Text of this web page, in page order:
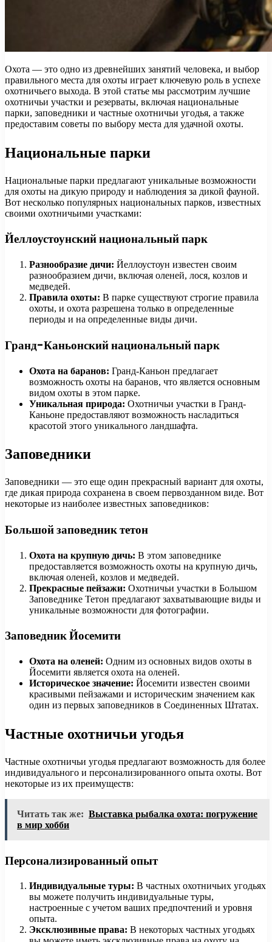
Охота — это одно из древнейших занятий человека, и выбор
правильного места для охоты играет ключевую роль в успехе
охотничьего выхода. В этой статье мы рассмотрим лучшие
охотничьи участки и резерваты, включая национальные
парки, заповедники и частные охотничьи угодья, а также
предоставим советы по выбору места для удачной охоты.
Национальные парки
Национальные парки предлагают уникальные возможности
для охоты на дикую природу и наблюдения за дикой фауной.
Вот несколько популярных национальных парков, известных
своими охотничьими участками:
Йеллоустоунский национальный парк
Разнообразие дичи: Йеллоустоун известен своим
разнообразием дичи, включая оленей, лося, козлов и
медведей.
Правила охоты: В парке существуют строгие правила
охоты, и охота разрешена только в определенные
периоды и на определенные виды дичи.
Гранд-Каньонский национальный парк
Охота на баранов: Гранд-Каньон предлагает
возможность охоты на баранов, что является основным
видом охоты в этом парке.
Уникальная природа: Охотничьи участки в Гранд-
Каньоне предоставляют возможность насладиться
красотой этого уникального ландшафта.
Заповедники
Заповедники — это еще один прекрасный вариант для охоты,
где дикая природа сохранена в своем первозданном виде. Вот
некоторые из наиболее известных заповедников:
Большой заповедник тетон
Охота на крупную дичь: В этом заповеднике
предоставляется возможность охоты на крупную дичь,
включая оленей, козлов и медведей.
Прекрасные пейзажи: Охотничьи участки в Большом
Заповеднике Тетон предлагают захватывающие виды и
уникальные возможности для фотографии.
Заповедник Йосемити
Охота на оленей: Одним из основных видов охоты в
Йосемити является охота на оленей.
Историческое значение: Йосемити известен своими
красивыми пейзажами и историческим значением как
один из первых заповедников в Соединенных Штатах.
Частные охотничьи угодья
Частные охотничьи угодья предлагают возможность для более
индивидуального и персонализированного опыта охоты. Вот
некоторые из их преимуществ:
Читать так же: Выставка рыбалка охота: погружение
в мир хобби
Персонализированный опыт
Индивидуальные туры: В частных охотничьих угодьях
вы можете получить индивидуальные туры,
настроенные с учетом ваших предпочтений и уровня
опыта.
Эксклюзивные права: В некоторых частных угодьях